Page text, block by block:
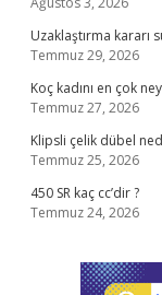
Uzaklaştırma kararı
Temmuz 29, 2026
Koç kadını en çok
Temmuz 27, 2026
Klipsli çelik dübel
Temmuz 25, 2026
450 SR kaç cc’dir ?
Temmuz 24, 2026